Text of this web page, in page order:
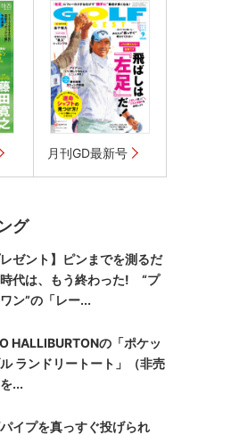
月刊GD最新号
グ
レゼント】ピンまでを測るだ
代は、もう終わった! “プ
ン”の「レー...
HALLIBURTONの「ポケッ
ランドリートート」（非売
...
イプを真っすぐ投げられ